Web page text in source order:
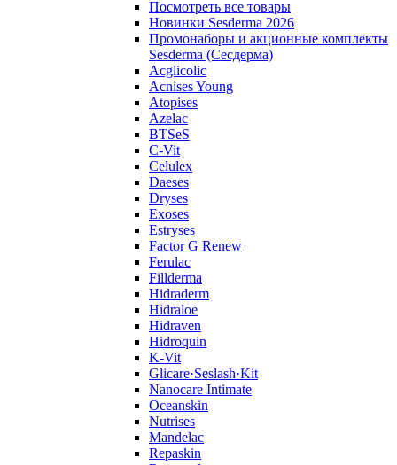
Посмотреть все товары
Новинки Sesderma 2026
Промонаборы и акционные комплекты
Sesderma (Сесдерма)
Acglicolic
Acnises Young
Atopises
Azelac
BTSeS
C‑Vit
Celulex
Daeses
Dryses
Exoses
Estryses
Factor G Renew
Ferulac
Fillderma
Hidraderm
Hidraloe
Hidraven
Hidroquin
K-Vit
Glicare·Seslash·Kit
Nanocare Intimate
Oceanskin
Nutrises
Mandelac
Repaskin